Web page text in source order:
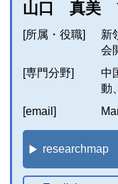
山口 真美
[所属・役職]
新
会
[専門分野]
中
動
[email]
researchmap